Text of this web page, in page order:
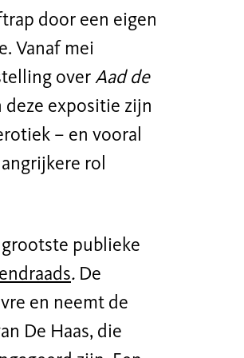
door een eigen
Vanaf mei
over Aad de
deze expositie zijn
– en vooral
rol
publieke
. De
en neemt de
De Haas, die